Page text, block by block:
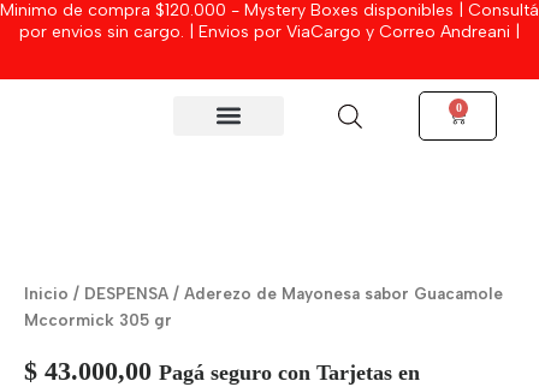
Ir
Minimo de compra $120.000 - Mystery Boxes disponibles | Consultá
por envios sin cargo. | Envios por ViaCargo y Correo Andreani |
0
Cart
Inicio / DESPENSA / Aderezo de Mayonesa sabor Guacamole
Mccormick 305 gr
$ 43.000,00 Pagá seguro con Tarjetas en